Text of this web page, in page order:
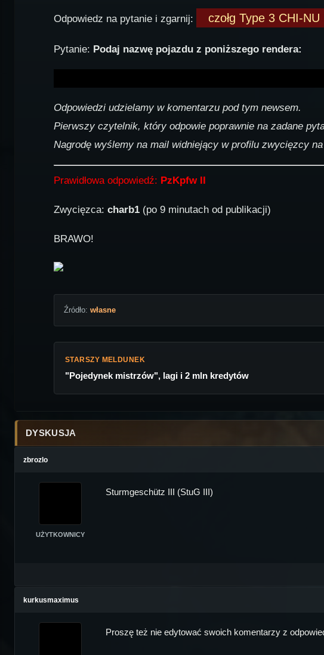
Odpowiedz na pytanie i zgarnij: czołg Type 3 CHI-
Pytanie: Podaj nazwę pojazdu z poniższego rendera:
Odpowiedzi udzielamy w komentarzu pod tym newsem.
Pierwszy czytelnik, który odpowie poprawnie na zadane
Nagrodę wyślemy na mail widniejący w profilu zwycięzcy
Prawidłowa odpowiedź: PzKpfw II
Zwycięzca: charb1(po 9 minutach od publikacji)
BRAWO!
Źródło: własne
STARSZY MELDUNEK
"Pojedynek mistrzów", lagi i 2 mln kredytów
DYSKUSJA
zbrozlo
UŻYTKOWNICY
Sturmgeschütz III (StuG III)
kurkusmaximus
Proszę też nie edytować swoich komentarzy z